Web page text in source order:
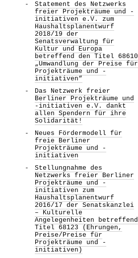
Statement des Netzwerks
freier Projekträume und -
initiativen e.V. zum
Haushaltsplanentwurf
2018/19 der
Senatsverwaltung für
Kultur und Europa
betreffend den Titel 68610
„Umwandlung der Preise für
Projekträume und -
initiativen“
Das Netzwerk freier
Berliner Projekträume und
-initiativen e.V. dankt
allen Spendern für ihre
Solidarität!
Neues Fördermodell für
freie Berliner
Projekträume und -
initiativen
Stellungnahme des
Netzwerks freier Berliner
Projekträume und -
initiativen zum
Haushaltsplanentwurf
2016/17 der Senatskanzlei
– Kulturelle
Angelegenheiten betreffend
Titel 68123 (Ehrungen,
Preise/Preise für
Projekträume und -
initiativen)